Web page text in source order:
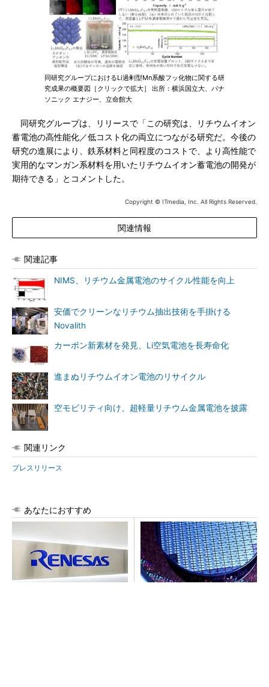
同研究グループにおけるLi過剰型Mn系酸フッ化物に関する研
究成果の概要図［クリックで拡大］ 出所：横浜国立大、パナ
ソニック エナジー、立命館大
同研究グループは、リリースで「この研究は、リチウムイオン
蓄電池の高性能化／低コスト化の両立につながる研究だ。今後の
研究の進展により、鉄系材料と同程度のコストで、より高性能で
実用的なマンガン系材料を用いたリチウムイオン蓄電池の開発が
期待できる」とコメントした。
Copyright © ITmedia, Inc. All Rights Reserved.
関連情報
関連記事
NIMS、リチウム金属電池のサイクル性能を向上
安価でクリーンなリチウム抽出技術を手掛ける
Novalith
カーボン新素材を発見、Li空気電池を長寿命化
進まぬリチウムイオン電池のリサイクル
空モビリティ向け、超軽量リチウム金属電池を披露
関連リンク
プレスリリース
あなたにおすすめ